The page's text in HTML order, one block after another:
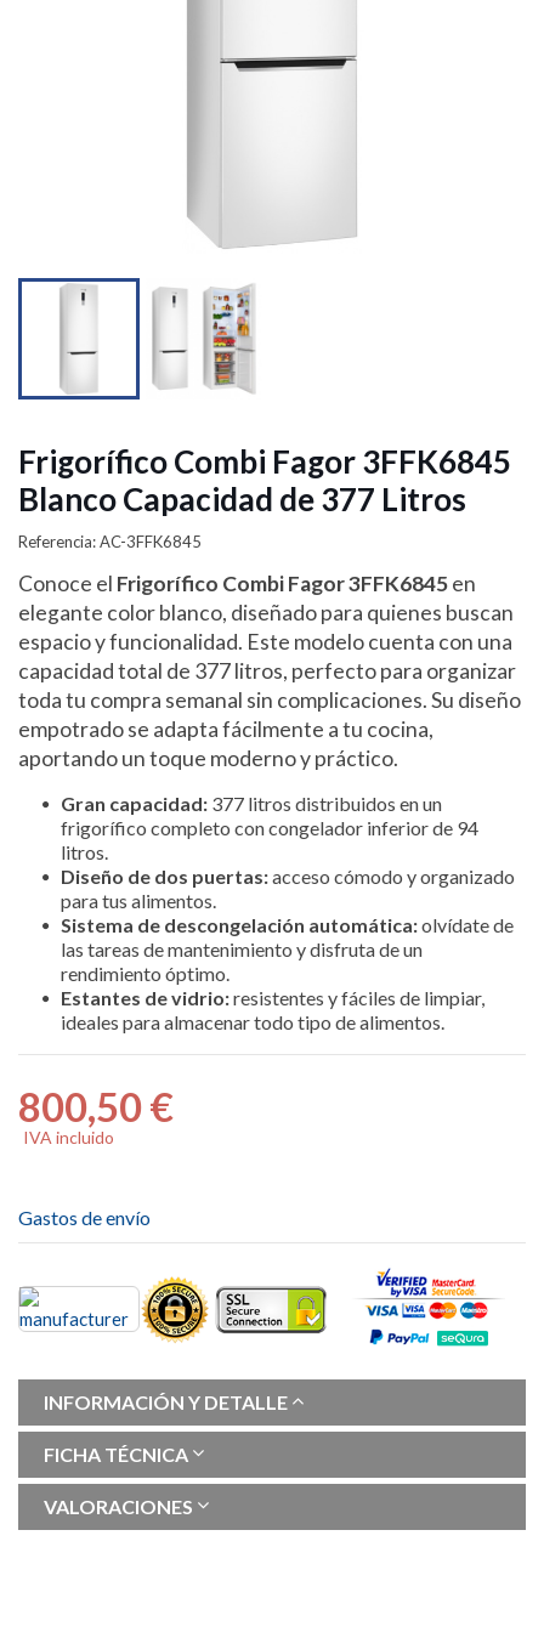
Frigorífico Combi Fagor 3FFK6845
Blanco Capacidad de 377 Litros
Referencia: AC-3FFK6845
Conoce el Frigorífico Combi Fagor 3FFK6845en
elegante color blanco, diseñado para quienes buscan
espacio y funcionalidad. Este modelo cuenta con una
capacidad total de 377 litros, perfecto para organizar
toda tu compra semanal sin complicaciones. Su diseño
empotrado se adapta fácilmente a tu cocina,
aportando un toque moderno y práctico.
Gran capacidad: 377 litros distribuidos en un
frigorífico completo con congelador inferior de 94
litros.
Diseño de dos puertas:acceso cómodo y organizado
para tus alimentos.
Sistema de descongelación automática:olvídate de
las tareas de mantenimiento y disfruta de un
rendimiento óptimo.
Estantes de vidrio:resistentes y fáciles de limpiar,
ideales para almacenar todo tipo de alimentos.
800,50 €
IVA incluido
Gastos de envío
INFORMACIÓN Y DETALLE
FICHA TÉCNICA
VALORACIONES